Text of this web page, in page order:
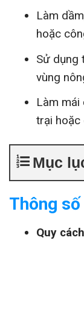
Làm
hoặc
Sử dụng
vùng
Làm mái
trại hoặc
Mục
Thông
Quy